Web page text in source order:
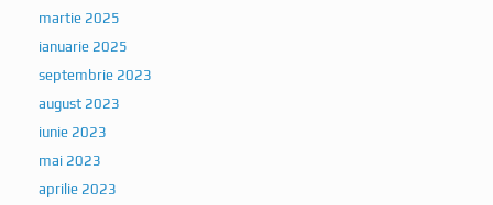
martie 2025
ianuarie 2025
septembrie 2023
august 2023
iunie 2023
mai 2023
aprilie 2023